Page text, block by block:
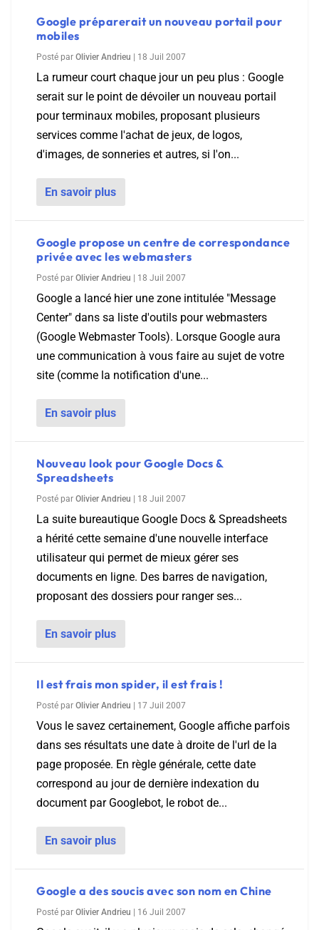
Google préparerait un nouveau portail pour
mobiles
Posté par Olivier Andrieu 18 Juil 2007
La rumeur court chaque jour un peu plus : Google
serait sur le point de dévoiler un nouveau portail
pour terminaux mobiles, proposant plusieurs
services comme l'achat de jeux, de logos,
d'images, de sonneries et autres, si l'on...
En savoir plus
Google propose un centre de correspondance
privée avec les webmasters
Posté par Olivier Andrieu 18 Juil 2007
Google a lancé hier une zone intitulée "Message
Center" dans sa liste d'outils pour webmasters
(Google Webmaster Tools). Lorsque Google aura
une communication à vous faire au sujet de votre
site (comme la notification d'une...
En savoir plus
Nouveau look pour Google Docs &
Spreadsheets
Posté par Olivier Andrieu 18 Juil 2007
La suite bureautique Google Docs & Spreadsheets
a hérité cette semaine d'une nouvelle interface
utilisateur qui permet de mieux gérer ses
documents en ligne. Des barres de navigation,
proposant des dossiers pour ranger ses...
En savoir plus
Il est frais mon spider, il est frais !
Posté par Olivier Andrieu 17 Juil 2007
Vous le savez certainement, Google affiche parfois
dans ses résultats une date à droite de l'url de la
page proposée. En règle générale, cette date
correspond au jour de dernière indexation du
document par Googlebot, le robot de...
En savoir plus
Google a des soucis avec son nom en Chine
Posté par Olivier Andrieu 16 Juil 2007